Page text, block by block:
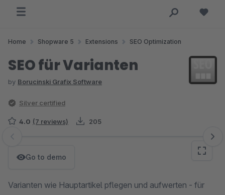
Home Shopware 5 Extensions SEO Optimization
SEO für Varianten
by Borucinski Grafix Software
Silver certified
4.0 (7 reviews) 205
Skip image gallery
Go to demo
Varianten wie Hauptartikel pflegen und aufwerten - für